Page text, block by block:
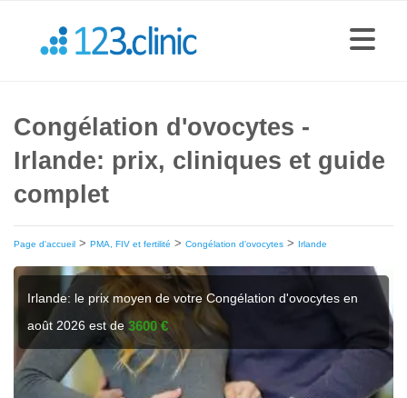
Congélation d'ovocytes -
Irlande: prix, cliniques et guide
complet
Page d'accueil > PMA, FIV et fertilité > Congélation d'ovocytes > Irlande
Irlande: le prix moyen de votre Congélation d'ovocytes en
août 2026 est de3600 €